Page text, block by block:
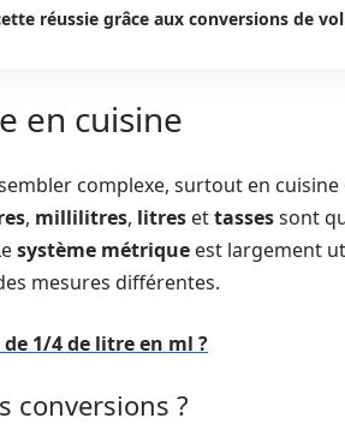
réussie grâce aux conversions de
en cuisine
complexe, surtout en cuisine
, millilitres, litres ettassessont
système métrique est largement
mesures différentes.
1/4 de litre en ml ?
conversions ?